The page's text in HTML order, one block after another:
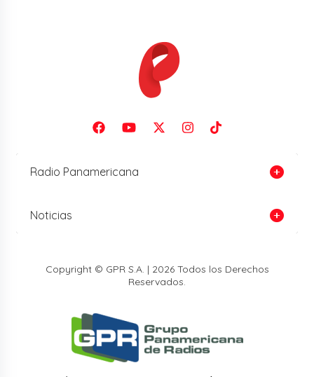
Radio Panamericana
Noticias
Copyright © GPR S.A. | 2026 Todos los Derechos
Reservados.